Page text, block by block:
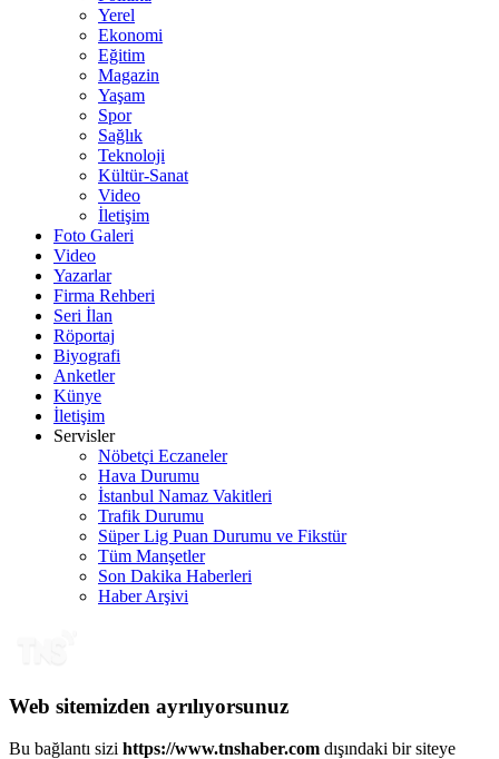
Yerel
Ekonomi
Eğitim
Magazin
Yaşam
Spor
Sağlık
Teknoloji
Kültür-Sanat
Video
İletişim
Foto Galeri
Video
Yazarlar
Firma Rehberi
Seri İlan
Röportaj
Biyografi
Anketler
Künye
İletişim
Servisler
Nöbetçi Eczaneler
Hava Durumu
İstanbul Namaz Vakitleri
Trafik Durumu
Süper Lig Puan Durumu ve Fikstür
Tüm Manşetler
Son Dakika Haberleri
Haber Arşivi
Web sitemizden ayrılıyorsunuz
Bu bağlantı sizi https://www.tnshaber.com dışındaki bir siteye